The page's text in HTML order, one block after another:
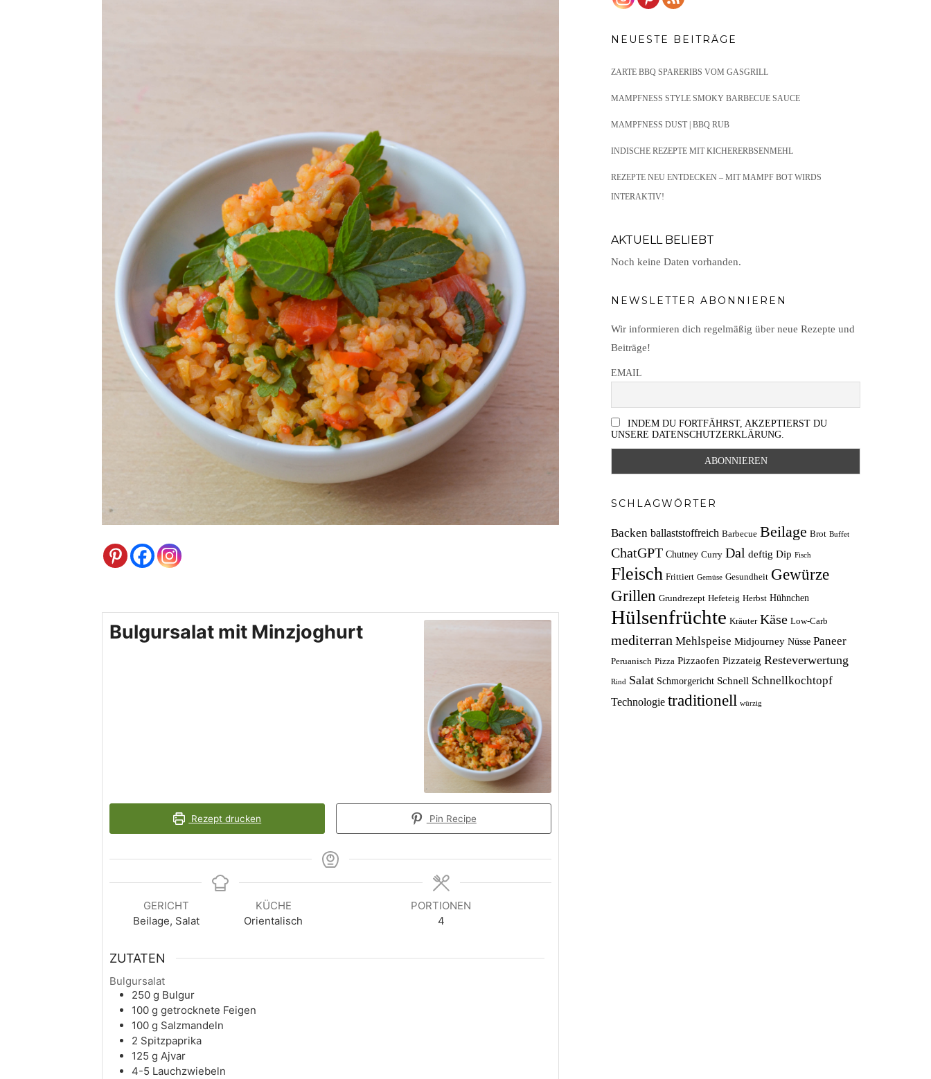
Bulgursalat mit Minzjoghurt
Rezept drucken Pin Recipe
GERICHT
Beilage, Salat
KÜCHE
Orientalisch
PORTIONEN
4
ZUTATEN
Bulgursalat
250 g Bulgur
100 g getrocknete Feigen
100 g Salzmandeln
2 Spitzpaprika
125 g Ajvar
4-5 Lauchzwiebeln
NEUESTE BEITRÄGE
ZARTE BBQ SPARERIBS VOM GASGRILL
MAMPFNESS STYLE SMOKY BARBECUE SAUCE
MAMPFNESS DUST | BBQ RUB
INDISCHE REZEPTE MIT KICHERERBSENMEHL
REZEPTE NEU ENTDECKEN – MIT MAMPF BOT WIRDS
INTERAKTIV!
AKTUELL BELIEBT
Noch keine Daten vorhanden.
NEWSLETTER ABONNIEREN
Wir informieren dich regelmäßig über neue Rezepte und
Beiträge!
EMAIL
INDEM DU FORTFÄHRST, AKZEPTIERST DU
UNSERE DATENSCHUTZERKLÄRUNG.
SCHLAGWÖRTER
Backen ballaststoffreich Barbecue Beilage Brot Buffet
ChatGPT Chutney Curry Dal deftig Dip Fisch
Fleisch Frittiert Gemüse Gesundheit Gewürze
Grillen Grundrezept Hefeteig Herbst Hühnchen
Hülsenfrüchte Kräuter Käse Low-Carb
mediterran Mehlspeise Midjourney Nüsse Paneer
Peruanisch Pizza Pizzaofen Pizzateig Resteverwertung
Rind Salat Schmorgericht Schnell Schnellkochtopf
Technologie traditionell würzig